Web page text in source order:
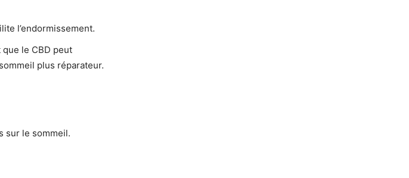
l’endormissement.
le CBD peut
plus réparateur.
sur le sommeil.